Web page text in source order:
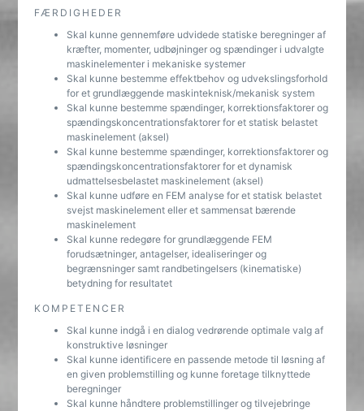
FÆRDIGHEDER
Skal kunne gennemføre udvidede statiske beregninger af
kræfter, momenter, udbøjninger og spændinger i udvalgte
maskinelementer i mekaniske systemer
Skal kunne bestemme effektbehov og udvekslingsforhold
for et grundlæggende maskinteknisk/mekanisk system
Skal kunne bestemme spændinger, korrektionsfaktorer og
spændingskoncentrationsfaktorer for et statisk belastet
maskinelement (aksel)
Skal kunne bestemme spændinger, korrektionsfaktorer og
spændingskoncentrationsfaktorer for et dynamisk
udmattelsesbelastet maskinelement (aksel)
Skal kunne udføre en FEM analyse for et statisk belastet
svejst maskinelement eller et sammensat bærende
maskinelement
Skal kunne redegøre for grundlæggende FEM
forudsætninger, antagelser, idealiseringer og
begrænsninger samt randbetingelsers (kinematiske)
betydning for resultatet
KOMPETENCER
Skal kunne indgå i en dialog vedrørende optimale valg af
konstruktive løsninger
Skal kunne identificere en passende metode til løsning af
en given problemstilling og kunne foretage tilknyttede
beregninger
Skal kunne håndtere problemstillinger og tilvejebringe